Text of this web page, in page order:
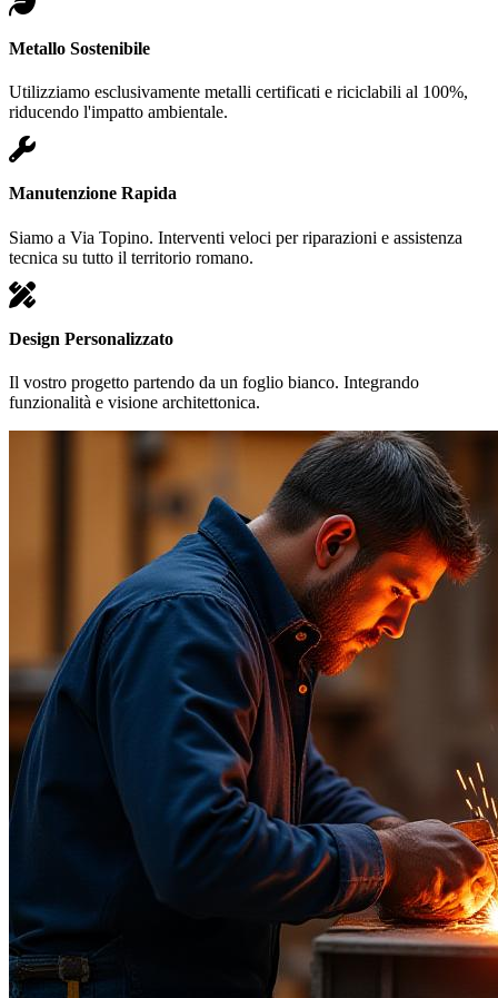
Metallo Sostenibile
Utilizziamo esclusivamente metalli certificati e riciclabili al 100%,
riducendo l'impatto ambientale.
Manutenzione Rapida
Siamo a Via Topino. Interventi veloci per riparazioni e assistenza
tecnica su tutto il territorio romano.
Design Personalizzato
Il vostro progetto partendo da un foglio bianco. Integrando
funzionalità e visione architettonica.